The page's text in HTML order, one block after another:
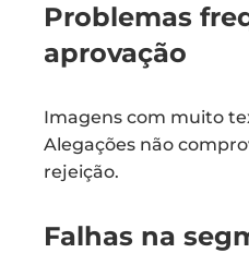
Problemas
aprovação
Imagens com muito
Alegações não
rejeição.
Falhas na